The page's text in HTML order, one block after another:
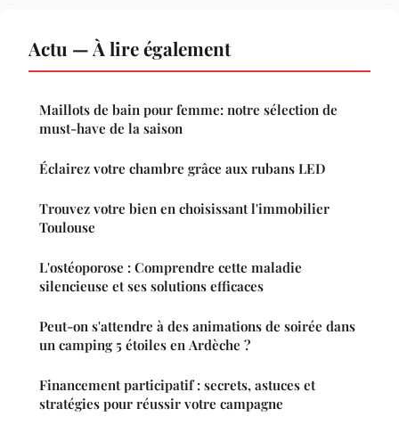
Actu — À lire également
Maillots de bain pour femme: notre sélection de
must-have de la saison
Éclairez votre chambre grâce aux rubans LED
Trouvez votre bien en choisissant l'immobilier
Toulouse
L'ostéoporose : Comprendre cette maladie
silencieuse et ses solutions efficaces
Peut-on s'attendre à des animations de soirée dans
un camping 5 étoiles en Ardèche ?
Financement participatif : secrets, astuces et
stratégies pour réussir votre campagne